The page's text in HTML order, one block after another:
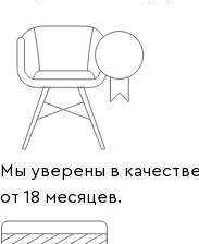
Мы уверены в
от 18 месяцев.